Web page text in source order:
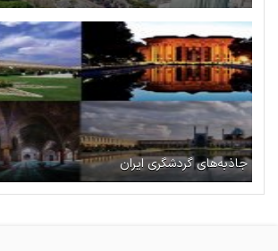
جاذبه‌های گردشگری ایران